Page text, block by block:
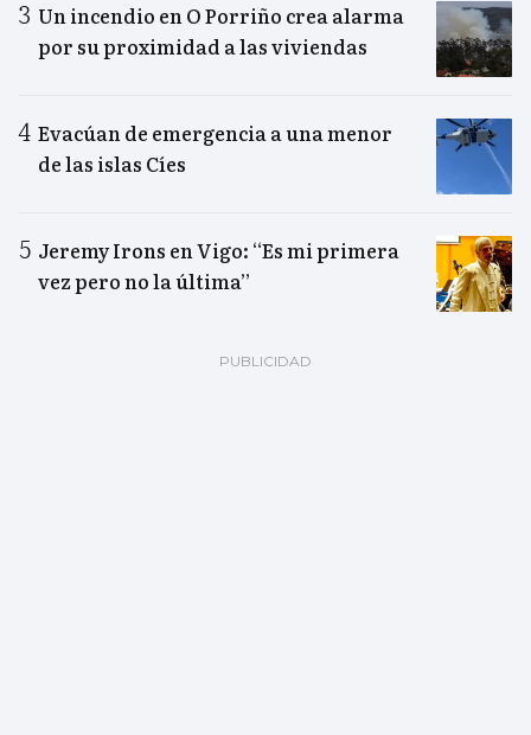
Un incendio en O Porriño crea alarma
por su proximidad a las viviendas
Evacúan de emergencia a una menor
de las islas Cíes
Jeremy Irons en Vigo: “Es mi primera
vez pero no la última”